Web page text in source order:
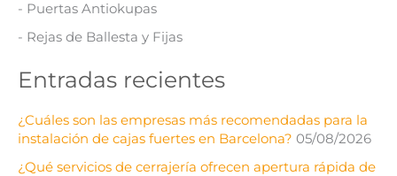
- Puertas Antiokupas
- Rejas de Ballesta y Fijas
Entradas recientes
¿Cuáles son las empresas más recomendadas para la
instalación de cajas fuertes en Barcelona? 05/08/2026
¿Qué servicios de cerrajería ofrecen apertura rápida de